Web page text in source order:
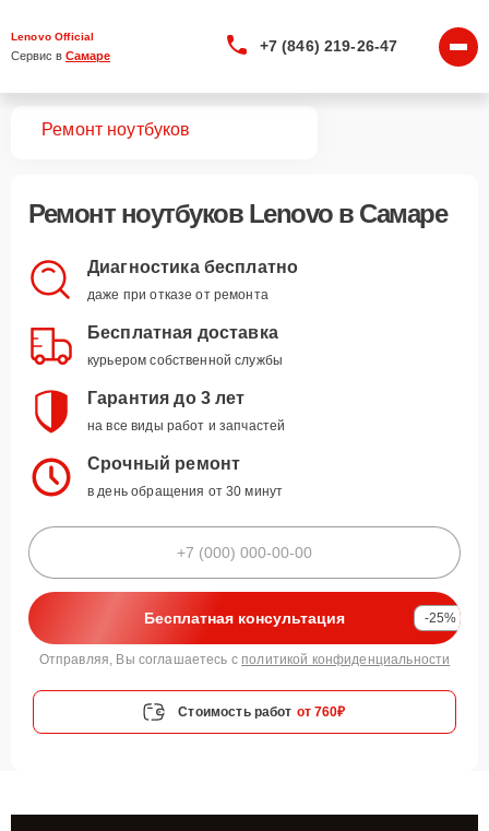
Lenovo Official
Сервис в Самаре
+7 (846) 219-26-47
Ремонт ноутбуков
Ремонт ноутбуков Lenovoв Самаре
Диагностика бесплатно
даже при отказе от ремонта
Бесплатная доставка
курьером собственной службы
Гарантия до 3 лет
на все виды работ и запчастей
Срочный ремонт
в день обращения от 30 минут
Бесплатная консультация -25%
Отправляя, Вы соглашаетесь с политикой конфиденциальности
Стоимость работ от 760₽